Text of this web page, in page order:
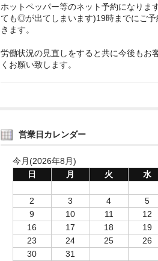
ホットペッパー等のネット予約になり
ても◎が出てしまいます)19時までにご
きます。
労働状況の見直しをすると共に今後もお
くお願い致します。
営業日カレンダー
今月(2026年8月)
日
月 火 水
2
3 4 5
9
10 11 12
16
17 18 19
23
24 25 26
30
31